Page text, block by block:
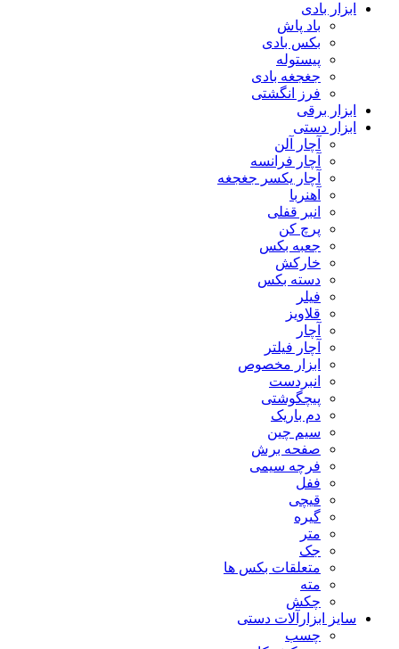
ابزار بادی
باد پاش
بکس بادی
پیستوله
جغجغه بادی
فرز انگشتی
ابزار برقی
ابزار دستی
آچار آلن
آچار فرانسه
آچار یکسر جغجغه
آهنربا
انبر قفلی
پرچ کن
جعبه بکس
خارکش
دسته بکس
فیلر
قلاویز
آچار
آچار فیلتر
ابزار مخصوص
انبردست
پیچگوشتی
دم باریک
سیم چین
صفحه برش
فرچه سیمی
ففل
قیچی
گیره
متر
جک
متعلقات بکس ها
مته
چکش
سایز ابزارآلات دستی
چسب